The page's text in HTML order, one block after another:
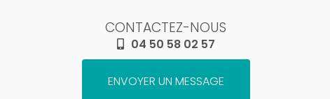
CONTACTEZ-NOUS
04 50 58 02 57
ENVOYER UN MESSAGE